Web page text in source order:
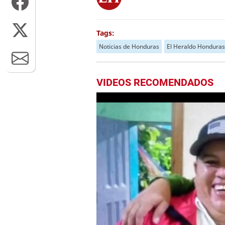
Tags:
Noticias de Honduras El Heraldo Honduras
VIDEOS RECOMENDADOS